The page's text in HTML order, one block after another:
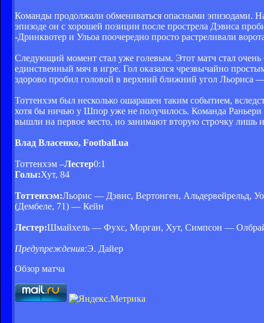
Команды продолжали обмениваться опасными эпизодами.
эпизоде он с хорошей позиции после прострела Дэвиса
-Дринквотер и Ульоа поочередно просто растреливали
Следующий момент стал уже голевым. Этот матч стал
единственный мяч в игре. Гол оказался чрезвычайно
здорово пробил головой в верхний ближний угол Льориса
Тоттенхэм был несколько ошарашен таким событием,
хотя бы ничью у Шпор уже не получилось. Команда Раньери
вышли на первое место, но занимают вторую строчку лишь
Влад Власенко, Football.ua
Тоттенхэм –Лестер0:1
Голы:Хут, 84
Тоттенхэм:Льорис — Дэвис, Вертонген, Альдервейрельд,
(Дембеле, 71) — Кейн
Лестер:Шмайхель — Фухс, Морган, Хут, Симпсон —
Предупреждения:Э. Дайер
Обзор матча